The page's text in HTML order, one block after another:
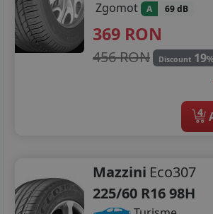
Zgomot A 69 dB
369 RON
456 RON Discount 19
4
Mazzini Eco307
225/60 R16 98H